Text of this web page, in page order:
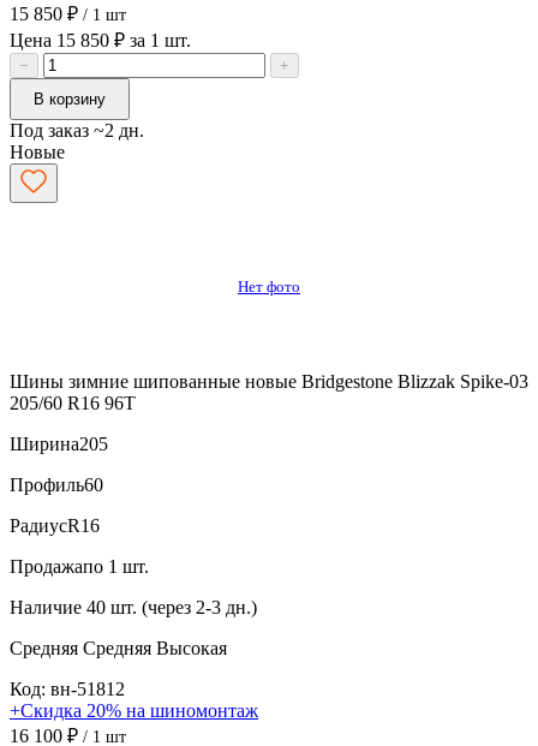
15 850 ₽ / 1 шт
Цена 15 850 ₽ за 1 шт.
−
+
В корзину
Под заказ ~2 дн.
Новые
Нет фото
Шины зимние шипованные новые Bridgestone Blizzak Spike-03
205/60 R16 96T
Ширина205
Профиль60
РадиусR16
Продажапо 1 шт.
Наличие 40 шт. (через 2-3 дн.)
Средняя Средняя Высокая
Код: вн-51812
+Скидка 20% на шиномонтаж
16 100 ₽ / 1 шт